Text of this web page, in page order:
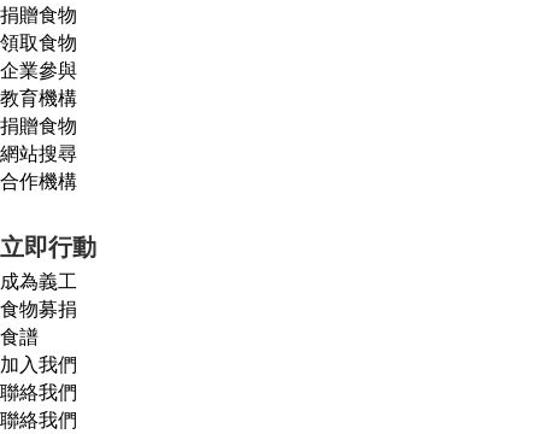
捐贈食物
領取食物
企業參與
教育機構
捐贈食物
網站搜尋
合作機構
立即行動
成為義工
食物募捐
食譜
加入我們
聯絡我們
聯絡我們